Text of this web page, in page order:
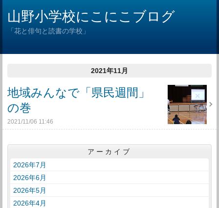
山野小学校にこにこブログ
「花と俳句と読書の学校」
2021年11月
地域みんなで「県民週間」
の巻
2021/11/06 11:46
アーカイブ
2026年7月
2026年6月
2026年5月
2026年4月